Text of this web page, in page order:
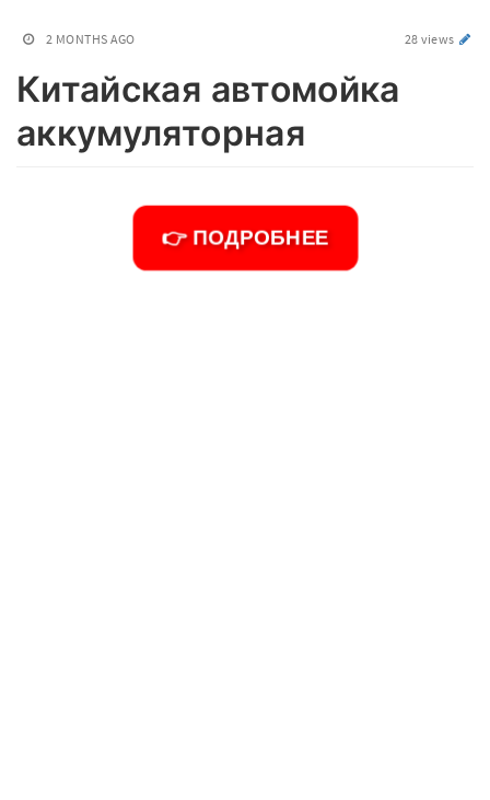
2 MONTHS AGO 28 views
Китайская автомойка
аккумуляторная
👉 ПОДРОБНЕЕ